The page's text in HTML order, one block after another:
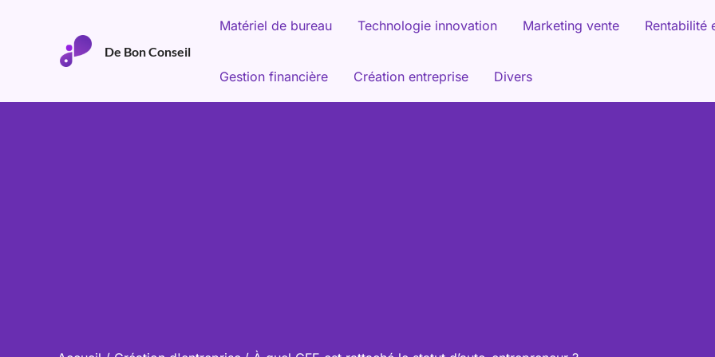
De Bon Conseil
Matériel de bureau Technologie innovation Marketing vente Rentabilité
Gestion financière Création entreprise Divers